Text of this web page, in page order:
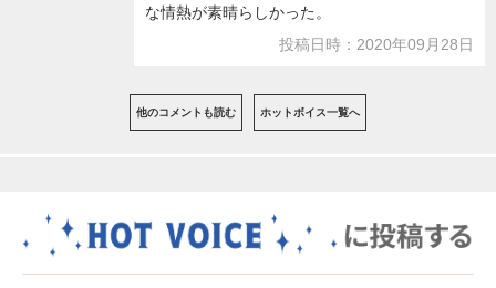
な情熱が素晴らしかった。
投稿日時：2020年09月28日
他のコメントも読む ホットボイス一覧へ